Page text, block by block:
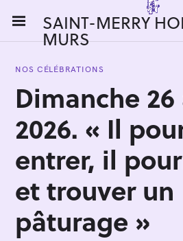
i
SAINT-MERRY
MURS
NOS CÉLÉBRATIONS
Dimanche
2026. « Il
entrer, il
et trouver un
pâturage »